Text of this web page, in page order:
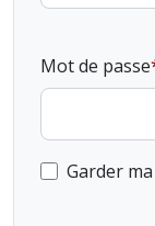
Mot de passe
Garder